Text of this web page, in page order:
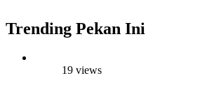
Trending Pekan Ini
19 views